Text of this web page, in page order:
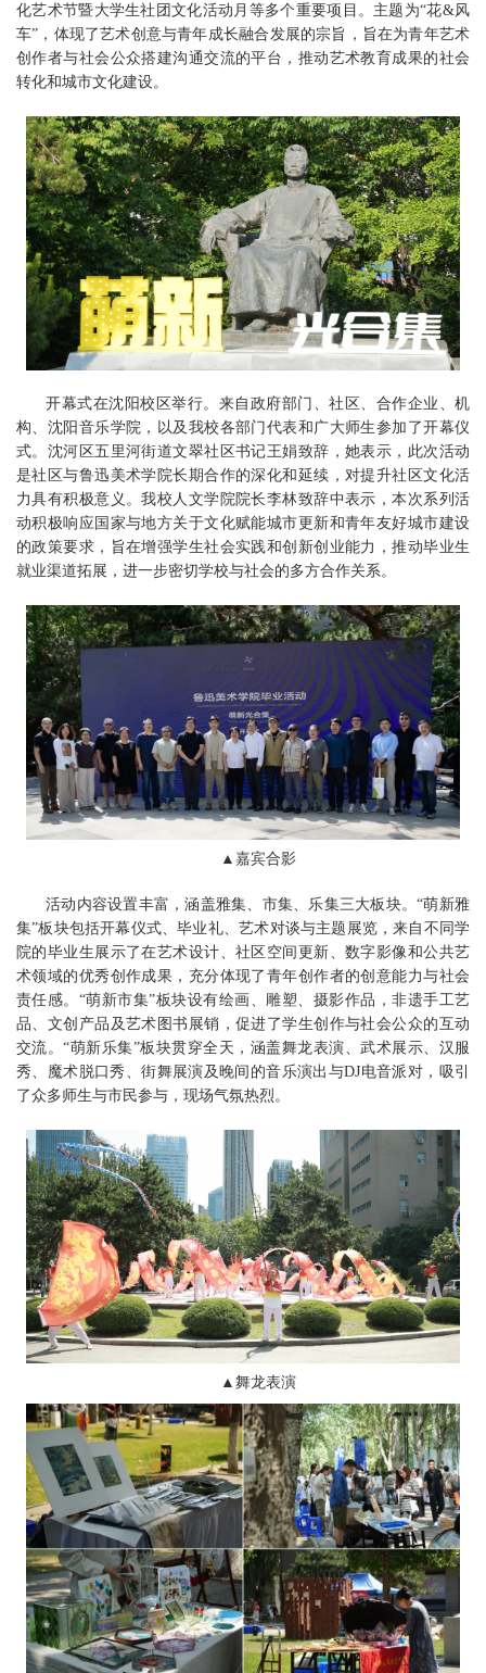
化艺术节暨大学生社团文化活动月等多个重要项目。主题为“花&风
车”，体现了艺术创意与青年成长融合发展的宗旨，旨在为青年艺术
创作者与社会公众搭建沟通交流的平台，推动艺术教育成果的社会
转化和城市文化建设。
开幕式在沈阳校区举行。来自政府部门、社区、合作企业、机
构、沈阳音乐学院，以及我校各部门代表和广大师生参加了开幕仪
式。沈河区五里河街道文翠社区书记王娟致辞，她表示，此次活动
是社区与鲁迅美术学院长期合作的深化和延续，对提升社区文化活
力具有积极意义。我校人文学院院长李林致辞中表示，本次系列活
动积极响应国家与地方关于文化赋能城市更新和青年友好城市建设
的政策要求，旨在增强学生社会实践和创新创业能力，推动毕业生
就业渠道拓展，进一步密切学校与社会的多方合作关系。
▲嘉宾合影
活动内容设置丰富，涵盖雅集、市集、乐集三大板块。“萌新雅
集”板块包括开幕仪式、毕业礼、艺术对谈与主题展览，来自不同学
院的毕业生展示了在艺术设计、社区空间更新、数字影像和公共艺
术领域的优秀创作成果，充分体现了青年创作者的创意能力与社会
责任感。“萌新市集”板块设有绘画、雕塑、摄影作品，非遗手工艺
品、文创产品及艺术图书展销，促进了学生创作与社会公众的互动
交流。“萌新乐集”板块贯穿全天，涵盖舞龙表演、武术展示、汉服
秀、魔术脱口秀、街舞展演及晚间的音乐演出与DJ电音派对，吸引
了众多师生与市民参与，现场气氛热烈。
▲舞龙表演